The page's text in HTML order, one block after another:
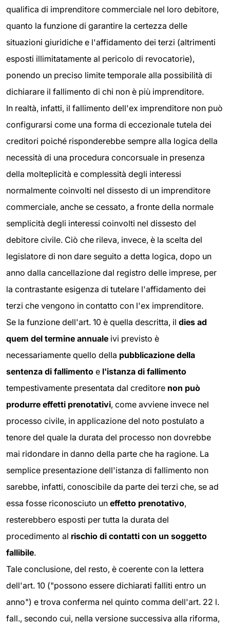
qualifica di imprenditore commerciale nel loro debitore,
quanto la funzione di garantire la certezza delle
situazioni giuridiche e l'affidamento dei terzi (altrimenti
esposti illimitatamente al pericolo di revocatorie),
ponendo un preciso limite temporale alla possibilità di
dichiarare il fallimento di chi non è più imprenditore.
In realtà, infatti, il fallimento dell'ex imprenditore non può
configurarsi come una forma di eccezionale tutela dei
creditori poiché risponderebbe sempre alla logica della
necessità di una procedura concorsuale in presenza
della molteplicità e complessità degli interessi
normalmente coinvolti nel dissesto di un imprenditore
commerciale, anche se cessato, a fronte della normale
semplicità degli interessi coinvolti nel dissesto del
debitore civile. Ciò che rileva, invece, è la scelta del
legislatore di non dare seguito a detta logica, dopo un
anno dalla cancellazione dal registro delle imprese, per
la contrastante esigenza di tutelare l'affidamento dei
terzi che vengono in contatto con l'ex imprenditore.
Se la funzione dell'art. 10 è quella descritta, il dies ad
quem del termine annuale ivi previsto è
necessariamente quello della pubblicazione della
sentenza di fallimento e l'istanza di fallimento
tempestivamente presentata dal creditore non può
produrre effetti prenotativi, come avviene invece nel
processo civile, in applicazione del noto postulato a
tenore del quale la durata del processo non dovrebbe
mai ridondare in danno della parte che ha ragione. La
semplice presentazione dell'istanza di fallimento non
sarebbe, infatti, conoscibile da parte dei terzi che, se ad
essa fosse riconosciuto un effetto prenotativo,
resterebbero esposti per tutta la durata del
procedimento al rischio di contatti con un soggetto
fallibile.
Tale conclusione, del resto, è coerente con la lettera
dell'art. 10 ("possono essere dichiarati falliti entro un
anno") e trova conferma nel quinto comma dell'art. 22 l.
fall., secondo cui, nella versione successiva alla riforma,